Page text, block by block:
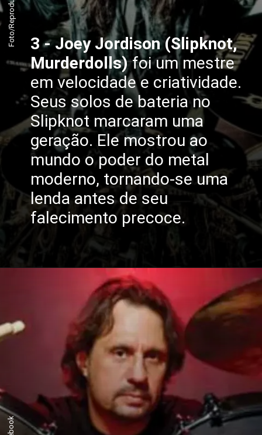
3 - Joey Jordison (Slipknot,
Murderdolls)foi um mestre
em velocidade e criatividade.
Seus solos de bateria no
Slipknot marcaram uma
geração. Ele mostrou ao
mundo o poder do metal
moderno, tornando-se uma
lenda antes de seu
falecimento precoce.